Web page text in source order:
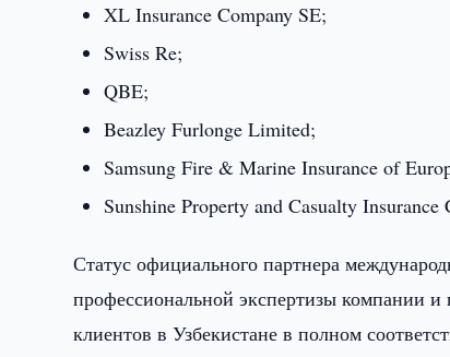
XL Insurance Company SE;
Swiss Re;
QBE;
Beazley Furlonge Limited;
Samsung Fire & Marine Insurance of
Sunshine Property and Casualty
Статус официального партнера
профессиональной экспертизы компании и
клиентов в Узбекистане в полном